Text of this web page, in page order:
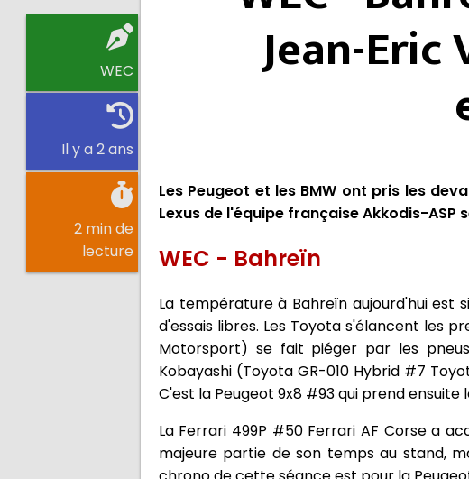
WEC
Il y a 2 ans
2 min de
lecture
Jean-
Les Peugeot et les BMW ont pris les
Lexus de l'équipe française Akkodis-ASP
WEC - Bahreïn
La température à Bahreïn aujourd'hui
d'essais libres. Les Toyota s'élancent les
Motorsport) se fait piéger par les
Kobayashi (Toyota GR-010 Hybrid #7
C'est la Peugeot 9x8 #93 qui prend ensuite
La Ferrari 499P #50 Ferrari AF Corse a
majeure partie de son temps au stand,